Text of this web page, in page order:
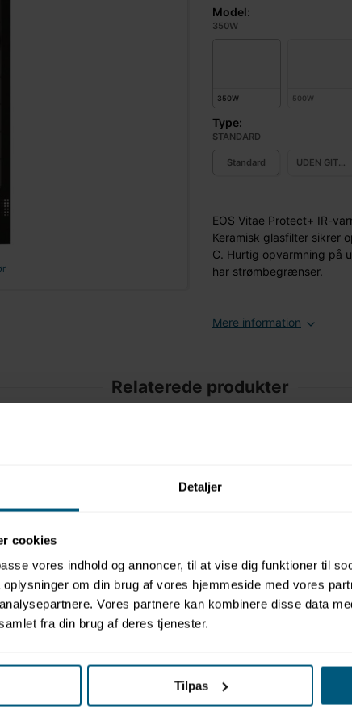
Detaljer
cookies
vores indhold og annoncer, til at vise dig funktioner til
om din brug af vores hjemmeside med vores
Vores partnere kan kombinere disse data
fra din brug af deres tjenester.
Tilpas
Model:
350W
350W 500W
Type:
STANDARD
Standard UDEN GITTER
EOS Vitae Protect+ IR-
Keramisk glasfilter sikrer
C. Hurtig opvarmning på
har strømbegrænser.
Mere information
Relaterede produkter
| med
Classic |